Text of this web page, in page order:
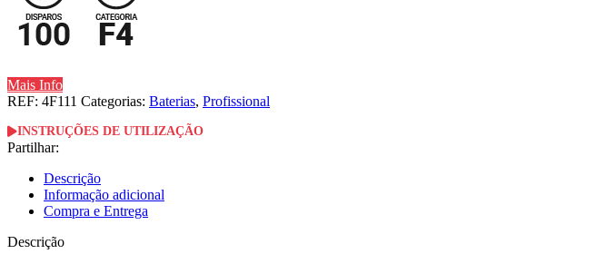
Mais Info
REF: 4F111 Categorias: Baterias, Profissional
INSTRUÇÕES DE UTILIZAÇÃO
Partilhar:
Descrição
Informação adicional
Compra e Entrega
Descrição